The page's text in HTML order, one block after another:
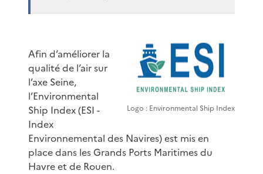
Logo : Environmental Ship Index
Afin d’améliorer la
qualité de l’air sur
l’axe Seine,
l’Environmental
Ship Index (ESI -
Index
Environnemental des Navires) est mis en
place dans les Grands Ports Maritimes du
Havre et de Rouen.